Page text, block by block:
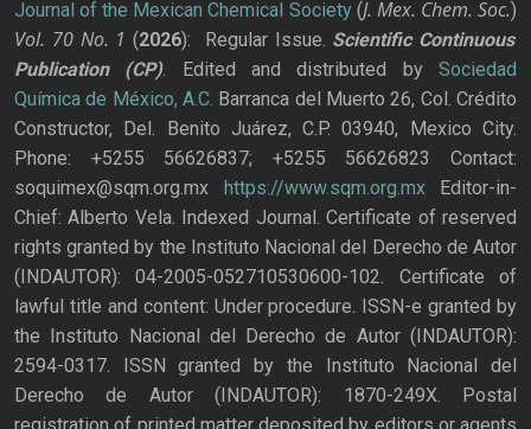
Journal of the Mexican Chemical Society(J. Mex. Chem. Soc.)
Vol. 70 No. 1 (2026): Regular Issue. Scientific Continuous
Publication
(CP). Edited and distributed bySociedad
Química de México, A.C. Barranca del Muerto 26, Col. Crédito
Constructor, Del. Benito Juárez, C.P. 03940, Mexico City.
Phone: +5255 56626837; +5255 56626823 Contact:
soquimex@sqm.org.mx https://www.sqm.org.mxEditor-in-
Chief: Alberto Vela. Indexed Journal. Certificate of reserved
rights granted by the Instituto Nacional del Derecho de Autor
(INDAUTOR): 04-2005-052710530600-102. Certificate of
lawful title and content: Under procedure. ISSN-e granted by
the Instituto Nacional del Derecho de Autor (INDAUTOR):
2594-0317. ISSN granted by the Instituto Nacional del
Derecho de Autor (INDAUTOR): 1870-249X. Postal